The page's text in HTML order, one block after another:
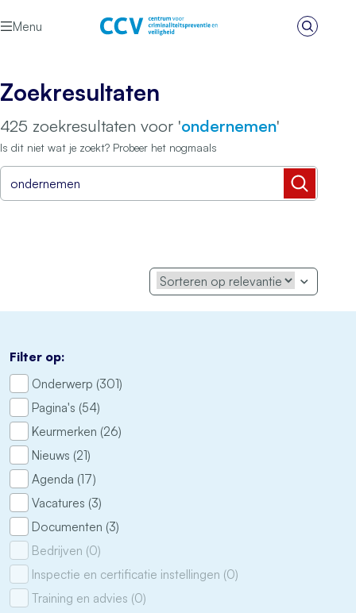
Menu
Zoeken
Zoekresultaten
425 zoekresultaten voor 'ondernemen'
Is dit niet wat je zoekt? Probeer het nogmaals
Zoeken
Filter op:
Onderwerp (301)
Pagina's (54)
Keurmerken (26)
Nieuws (21)
Agenda (17)
Vacatures (3)
Documenten (3)
Bedrijven (0)
Inspectie en certificatie instellingen (0)
Training en advies (0)